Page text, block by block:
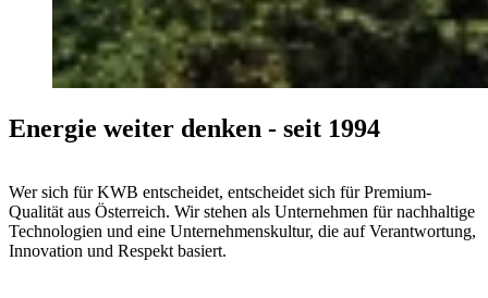
Energie weiter denken - seit 1994
Wer sich für KWB entscheidet, entscheidet sich für Premium-
Qualität aus Österreich. Wir stehen als Unternehmen für nachhaltige
Technologien und eine Unternehmenskultur, die auf Verantwortung,
Innovation und Respekt basiert.